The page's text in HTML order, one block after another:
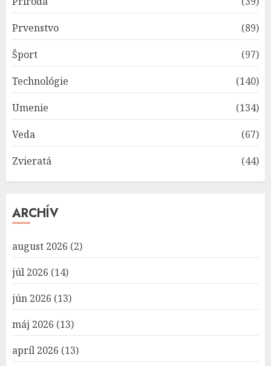
Prvenstvo
(89)
Šport
(97)
Technológie
(140)
Umenie
(134)
Veda
(67)
Zvieratá
(44)
ARCHÍV
august 2026 (2)
júl 2026 (14)
jún 2026 (13)
máj 2026 (13)
apríl 2026 (13)